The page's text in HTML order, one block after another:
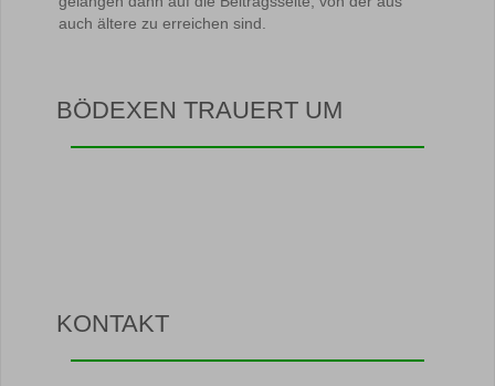
auch ältere zu erreichen sind.
BÖDEXEN TRAUERT UM
KONTAKT